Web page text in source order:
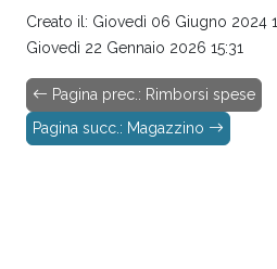
Creato il: Giovedì 06 Giugno 2024
Giovedì 22 Gennaio 2026 15:31
Pagina prec.: Rimborsi spese
Pagina succ.: Magazzino